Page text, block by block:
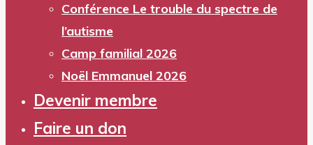
Conférence Le trouble du spectre de
l’autisme
Camp familial 2026
Noël Emmanuel 2026
Devenir membre
Faire un don